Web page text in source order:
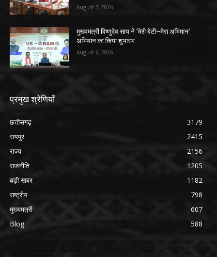
August 7, 2026
मुख्यमंत्री विष्णुदेव साय ने ‘मेरी बेटी–मेरा अभिमान’
अभियान का किया शुभारंभ
August 6, 2026
प्रमुख श्रेणियाँ
छत्तीसगढ़
3179
रायपुर
2415
राज्य
2156
राजनीति
1205
बड़ी खबर
1182
राष्ट्रीय
798
मुख्यमंत्री
607
Blog
588